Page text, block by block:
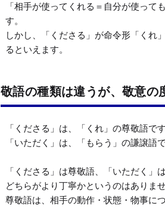
「相手が使ってくれる＝自分が使っ
す。
しかし、「くださる」が命令形「くれ
るといえます。
敬語の種類は違うが、敬意の
「くださる」は、「くれ」の尊敬語です
「いただく」は、「もらう」の謙譲語で
「くださる」は尊敬語、「いただく
どちらがより丁寧かというのはありませ
尊敬語は、相手の動作・状態・物事に